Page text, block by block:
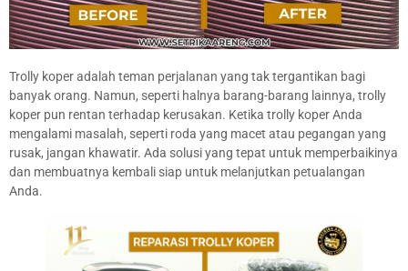
Trolly koper adalah teman perjalanan yang tak tergantikan bagi
banyak orang. Namun, seperti halnya barang-barang lainnya, trolly
koper pun rentan terhadap kerusakan. Ketika trolly koper Anda
mengalami masalah, seperti roda yang macet atau pegangan yang
rusak, jangan khawatir. Ada solusi yang tepat untuk memperbaikinya
dan membuatnya kembali siap untuk melanjutkan petualangan
Anda.